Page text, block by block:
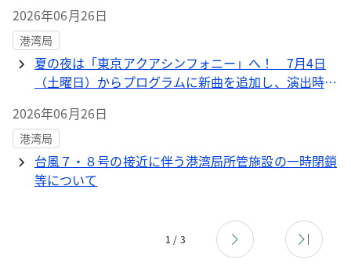
2026年06月26日
港湾局
夏の夜は「東京アクアシンフォニー」へ！ 7月4日
（土曜日）からプログラムに新曲を追加し、演出時間
テストを実施！
2026年06月26日
港湾局
台風７・８号の接近に伴う港湾局所管施設の一時閉鎖
等について
1 / 3